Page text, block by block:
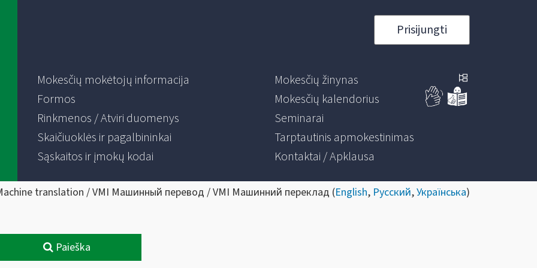
Prisijungti
Mokesčių mokėtojų informacija
Formos
Rinkmenos / Atviri duomenys
Skaičiuoklės ir pagalbininkai
Sąskaitos ir įmokų kodai
Mokesčių žinynas
Mokesčių kalendorius
Seminarai
Tarptautinis apmokestinimas
Kontaktai / Apklausa
translation / VMI Машинный перевод / VMI Машинний переклад (English, Русский,Українська)
Paieška